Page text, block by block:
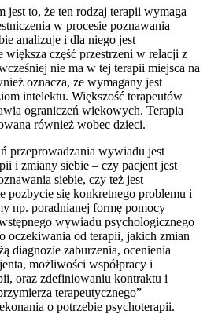
to, że ten rodzaj terapii wymaga
w procesie poznawania
analizuje i dla niego jest
większa część przestrzeni w relacji z
nie ma w tej terapii miejsca na
oznacza, że wymagany jest
intelektu. Większość terapeutów
ograniczeń wiekowych. Terapia
również wobec dzieci.
przeprowadzania wywiadu jest
i zmiany siebie – czy pacjent jest
siebie, czy też jest
pozbycie się konkretnego problemu i
np. poradnianej formę pomocy
wywiadu psychologicznego
oczekiwania od terapii, jakich zmian
diagnozie zaburzenia, ocenienia
możliwości współpracy i
oraz zdefiniowaniu kontraktu i
terapeutycznego”
o potrzebie psychoterapii.